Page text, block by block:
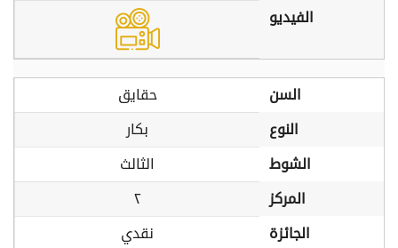
الفيديو
السن
حقايق
النوع
بكار
الشوط
الثالث
المركز
٢
الجائزة
نقدي